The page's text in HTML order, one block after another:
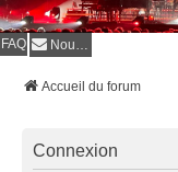
FAQ Nous contacter
Accueil du forum
Connexion